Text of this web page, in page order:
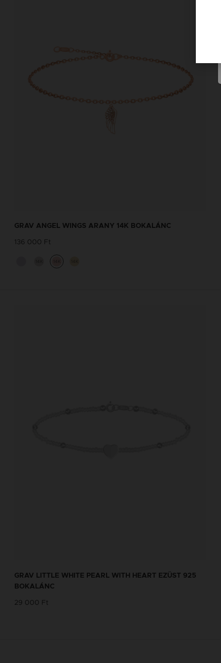
GRAV ANGEL WINGS ARANY 14K BOKALÁNC
136 000 Ft
GRAV LITTLE WHITE PEARL WITH HEART EZÜST 925
BOKALÁNC
29 000 Ft